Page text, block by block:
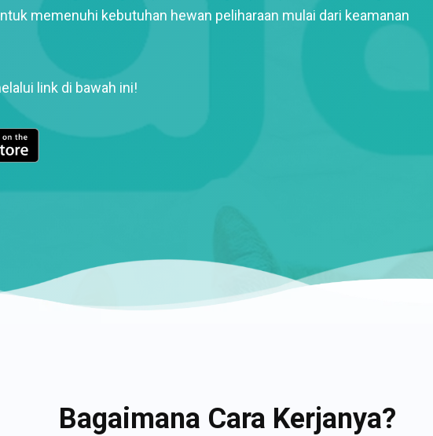
memenuhi kebutuhan hewan peliharaan mulai dari keamanan
link di bawah ini!
Bagaimana Cara Kerjanya?